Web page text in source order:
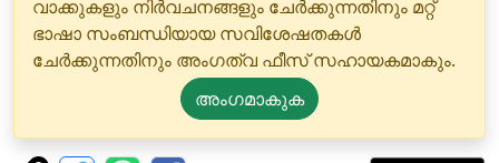
വാക്കുകളും നിർവചനങ്ങളും ചേർക്കുന്നതിനും മറ്റ്
ഭാഷാ സംബന്ധിയായ സവിശേഷതകൾ
ചേർക്കുന്നതിനും അംഗത്വ ഫീസ് സഹായകമാകും.
അംഗമാകുക